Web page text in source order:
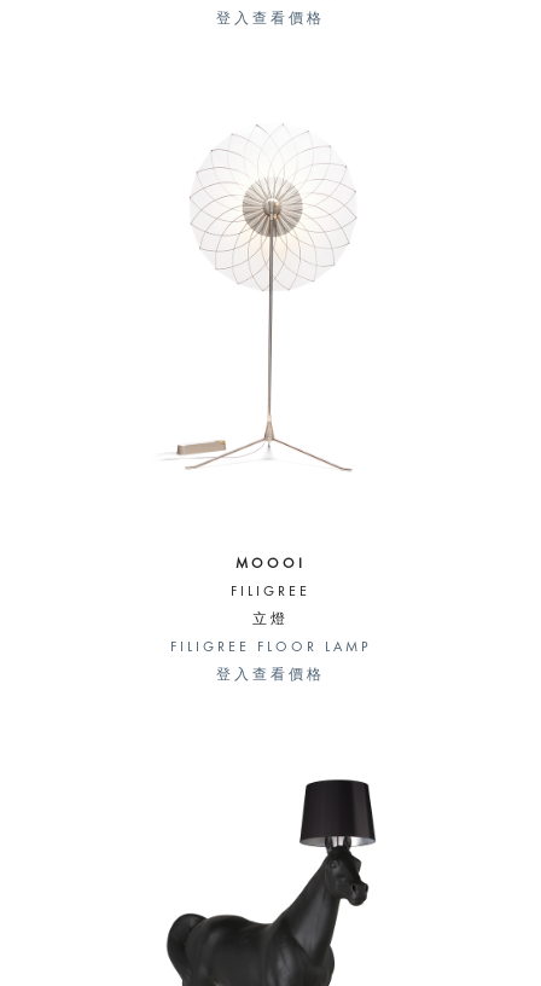
登入查看價格
MOOOI
FILIGREE
立燈
FILIGREE FLOOR LAMP
登入查看價格